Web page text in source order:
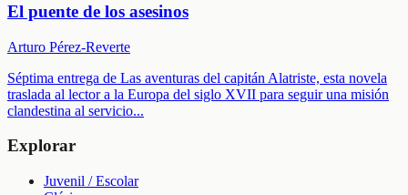
El puente de los asesinos
Arturo Pérez-Reverte
Séptima entrega de Las aventuras del capitán Alatriste, esta novela
traslada al lector a la Europa del siglo XVII para seguir una misión
clandestina al servicio...
Explorar
Juvenil / Escolar